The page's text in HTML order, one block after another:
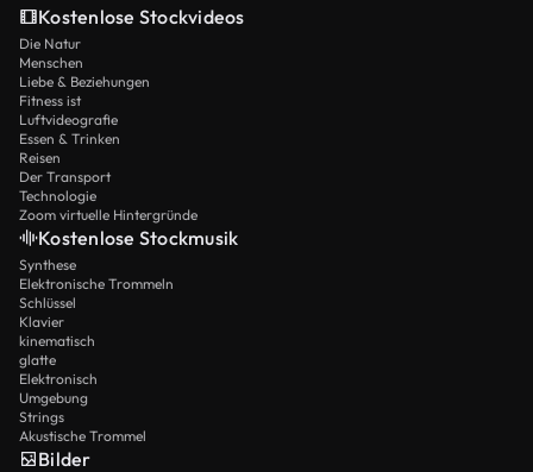
Kostenlose Stockvideos
Die Natur
Menschen
Liebe & Beziehungen
Fitness ist
Luftvideografie
Essen & Trinken
Reisen
Der Transport
Technologie
Zoom virtuelle Hintergründe
Kostenlose Stockmusik
Synthese
Elektronische Trommeln
Schlüssel
Klavier
kinematisch
glatte
Elektronisch
Umgebung
Strings
Akustische Trommel
Bilder